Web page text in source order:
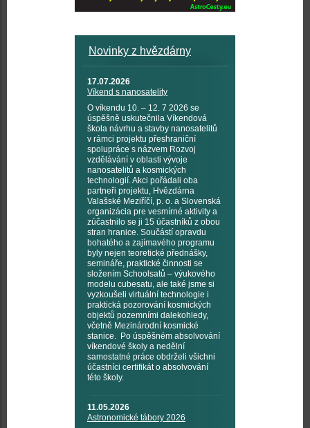
Novinky z hvězdárny
17.07.2026
Víkend s nanosatelity
O víkendu 10. – 12. 7 2026 se
úspěšně uskutečnila Víkendová
škola návrhu a stavby nanosatelitů
v rámci projektu přeshraniční
spolupráce s názvem Rozvoj
vzdělávání v oblasti vývoje
nanosatelitů a kosmických
technologií. Akci pořádali oba
partneři projektu, Hvězdárna
Valašské Meziříčí, p. o. a Slovenská
organizácia pre vesmírné aktivity a
zúčastnilo se ji 15 účastníků z obou
stran hranice. Součástí opravdu
bohatého a zajímavého programu
byly nejen teoretické přednášky,
semináře, praktické činnosti se
složením Schoolsatů – výukového
modelu cubesatu, ale také jsme si
vyzkoušeli virtuální technologie i
praktická pozorování kosmických
objektů pozemními dalekohledy,
včetně Mezinárodní kosmické
stanice. Po úspěšném absolvování
víkendové školy a nedělní
samostatné práce obdrželi všichni
účastníci certifikát o absolvování
této školy.
11.05.2026
Astronomické tábory 2026